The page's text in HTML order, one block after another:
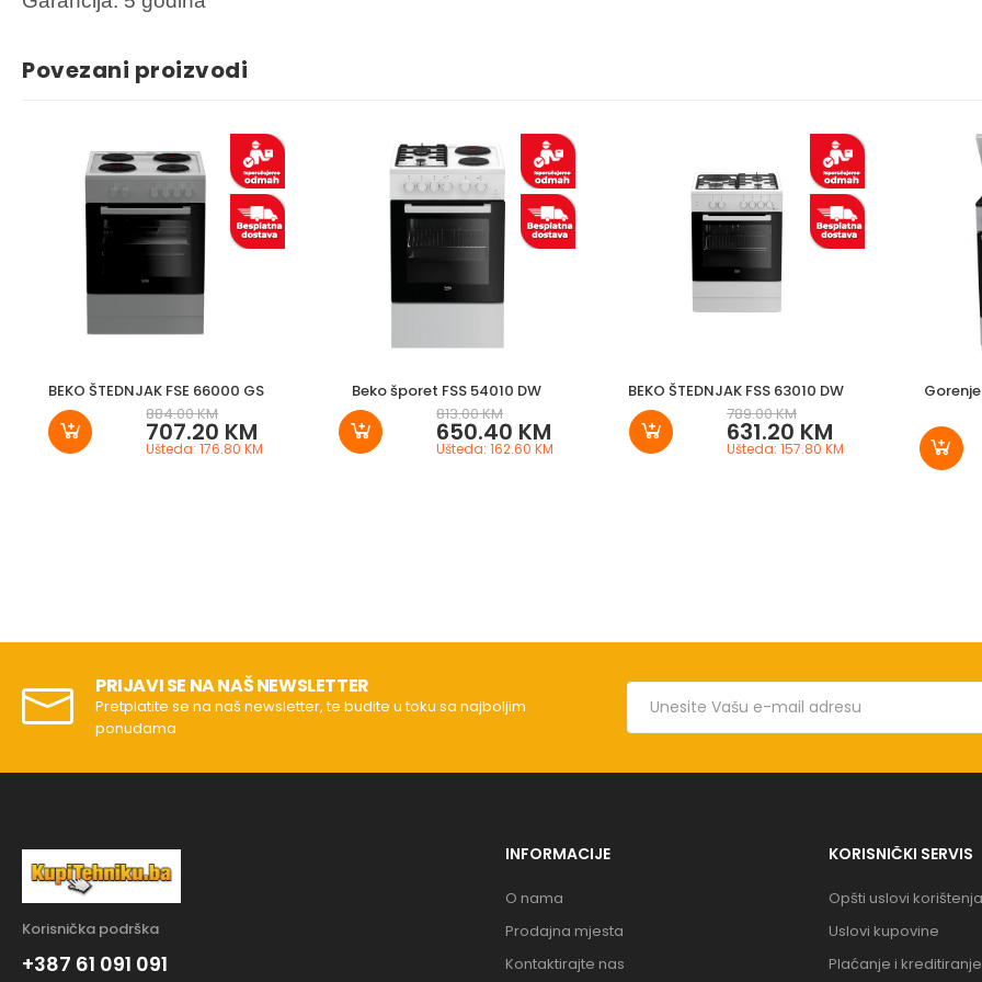
Povezani proizvodi
BEKO ŠTEDNJAK FSE 66000 GS
884.00 KM
707.20 KM
Ušteda: 176.80 KM
Beko šporet FSS 54010 DW
813.00 KM
650.40 KM
Ušteda: 162.60 KM
BEKO ŠTEDNJAK FSS 63010 DW
789.00 KM
631.20 KM
Ušteda: 157.80 KM
PRIJAVI SE NA NAŠ NEWSLETTER
Pretplatite se na naš newsletter, te budite u toku sa najboljim
ponudama
Korisnička podrška
+387 61 091 091
INFORMACIJE
O nama
Prodajna mjesta
Kontaktirajte nas
KORISNIČKI SERVIS
Opšti uslovi korištenja
Uslovi kupovine
Plaćanje i kreditiranje